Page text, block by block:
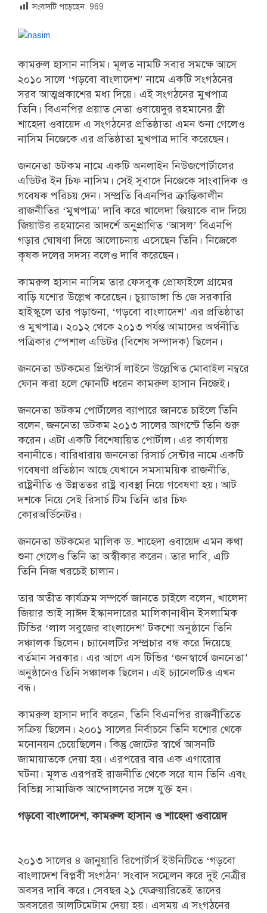
সংবাদটি পড়েছেন: 969
কামরুল হাসান নাসিম। মূলত নামটি সবার সমক্ষে আসে
২০১০ সালে ‘গড়বো বাংলাদেশ’ নামে একটি সংগঠনের
সরব আত্মপ্রকাশের মধ্য দিয়ে। এই সংগঠনের মুখপাত্র
তিনি। বিএনপির প্রয়াত নেতা ওবায়েদুর রহমানের স্ত্রী
শাহেদা ওবায়েদ এ সংগঠনের প্রতিষ্ঠাতা এমন শুনা গেলেও
নাসিম নিজেকে এর প্রতিষ্ঠাতা মুখপাত্র দাবি করেছেন।
জননেতা ডটকম নামে একটি অনলাইন নিউজপোর্টালের
এডিটর ইন চিফ নাসিম। সেই সুবাদে নিজেকে সাংবাদিক ও
গবেষক পরিচয় দেন। সম্প্রতি বিএনপির ক্রান্তিকালীন
রাজনীতির ‘মুখপাত্র’ দাবি করে খালেদা জিয়াকে বাদ দিয়ে
জিয়াউর রহমানের আদর্শে অনুপ্রাণিত ‘আসল’ বিএনপি
গড়ার ঘোষণা দিয়ে আলোচনায় এসেছেন তিনি। নিজেকে
কৃষক দলের সদস্য বলেও দাবি করেছেন।
কামরুল হাসান নাসিম তার ফেসবুক প্রোফাইলে গ্রামের
বাড়ি যশোর উল্লেখ করেছেন। চুয়াডাঙ্গা ভি জে সরকারি
হাইস্কুলে তার পড়াশুনা, ‘গড়বো বাংলাদেশ’ এর প্রতিষ্ঠাতা
ও মুখপাত্র। ২০১২ থেকে ২০১৩ পর্যন্ত আমাদের অর্থনীতি
পত্রিকার স্পেশাল এডিটর (বিশেষ সম্পাদক) ছিলেন।
জননেতা ডটকমের প্রিন্টার্স লাইনে উল্লেখিত মোবাইল নম্বরে
ফোন করা হলে ফোনটি ধরেন কামরুল হাসান নিজেই।
জননেতা ডটকম পোর্টালের ব্যাপারে জানতে চাইলে তিনি
বলেন, জননেতা ডটকম ২০১৩ সালের আগস্টে তিনি শুরু
করেন। এটা একটি বিশেষায়িত পোর্টাল। এর কার্যালয়
বনানীতে। বারিধারায় জননেতা রিসার্চ সেন্টার নামে একটি
গবেষণা প্রতিষ্ঠান আছে যেখানে সমসাময়িক রাজনীতি,
রাষ্ট্রনীতি ও উন্নততর রাষ্ট্র ব্যবস্থা নিয়ে গবেষণা হয়। আট
দশকে নিয়ে সেই রিসার্চ টিম তিনি তার চিফ
কোরঅর্ডিনেটর।
জননেতা ডটকমের মালিক ড. শাহেদা ওবায়েদ এমন কথা
শুনা গেলেও তিনি তা অস্বীকার করেন। তার দাবি, এটি
তিনি নিজ খরচেই চালান।
তার অতীত কার্যক্রম সম্পর্কে জানতে চাইলে বলেন, খালেদা
জিয়ার ভাই সাঈদ ইস্কানদারের মালিকানাধীন ইসলামিক
টিভির ‘লাল সবুজের বাংলাদেশ’ টকশো অনুষ্ঠানে তিনি
সঞ্চালক ছিলেন। চ্যানেলটির সম্প্রচার বন্ধ করে দিয়েছে
বর্তমান সরকার। এর আগে এস টিভির ‘জনস্বার্থে জননেতা’
অনুষ্ঠানেও তিনি সঞ্চালক ছিলেন। এই চ্যানেলটিও এখন
বন্ধ।
কামরুল হাসান দাবি করেন, তিনি বিএনপির রাজনীতিতে
সক্রিয় ছিলেন। ২০০১ সালের নির্বাচনে তিনি যশোর থেকে
মনোনয়ন চেয়েছিলেন। কিন্তু জোটের স্বার্থে আসনটি
জামায়াতকে দেয়া হয়। এরপরের বার এক এগারোর
ঘট্না। মূলত এরপরই রাজনীতি থেকে সরে যান তিনি এবং
বিভিন্ন সামাজিক আন্দোলনের সঙ্গে যুক্ত হন।
গড়বো বাংলাদেশ, কামরুল হাসান ও শাহেদা ওবায়েদ
২০১৩ সালের ৪ জানুয়ারি রিপোর্টার্স ইউনিটিতে ‘গড়বো
বাংলাদেশ বিপ্লবী সংগঠন’ সংবাদ সম্মেলন করে দুই নেত্রীর
অবসর দাবি করে। সেবছর ২১ ফেব্রুয়ারিতেই তাদের
অবসরের আলটিমেটাম দেয়া হয়। এসময় এ সংগঠনের